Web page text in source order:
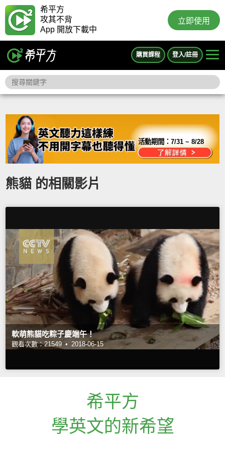
希平方
攻其不背
App 開放下載中
立即使用
購買課程 登入/註冊
活動期間：7/31 ~ 8/28
熊貓 的相關影片
軟萌熊貓吃粽子慶端午！
觀看次數：21549 • 2018-06-15
希平方
學英文的新希望